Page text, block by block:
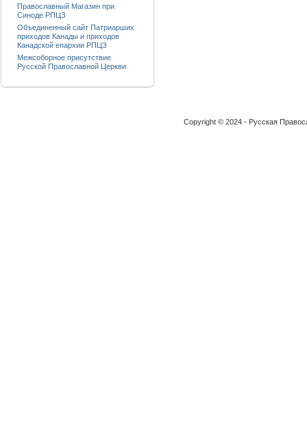
Православный Магазин при
Синоде РПЦЗ
Объединенный сайт Патриарших
приходов Канады и приходов
Канадской епархии РПЦЗ
Межсоборное присутствие
Русской Православной Церкви
Copyright © 2024 - Русская